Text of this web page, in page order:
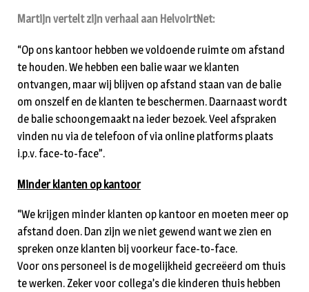
Martijn vertelt zijn verhaal aan HelvoirtNet:
“Op ons kantoor hebben we voldoende ruimte om afstand
te houden. We hebben een balie waar we klanten
ontvangen, maar wij blijven op afstand staan van de balie
om onszelf en de klanten te beschermen. Daarnaast wordt
de balie schoongemaakt na ieder bezoek. Veel afspraken
vinden nu via de telefoon of via online platforms plaats
i.p.v. face-to-face”.
Minder klanten op kantoor
“We krijgen minder klanten op kantoor en moeten meer op
afstand doen. Dan zijn we niet gewend want we zien en
spreken onze klanten bij voorkeur face-to-face.
Voor ons personeel is de mogelijkheid gecreëerd om thuis
te werken. Zeker voor collega’s die kinderen thuis hebben